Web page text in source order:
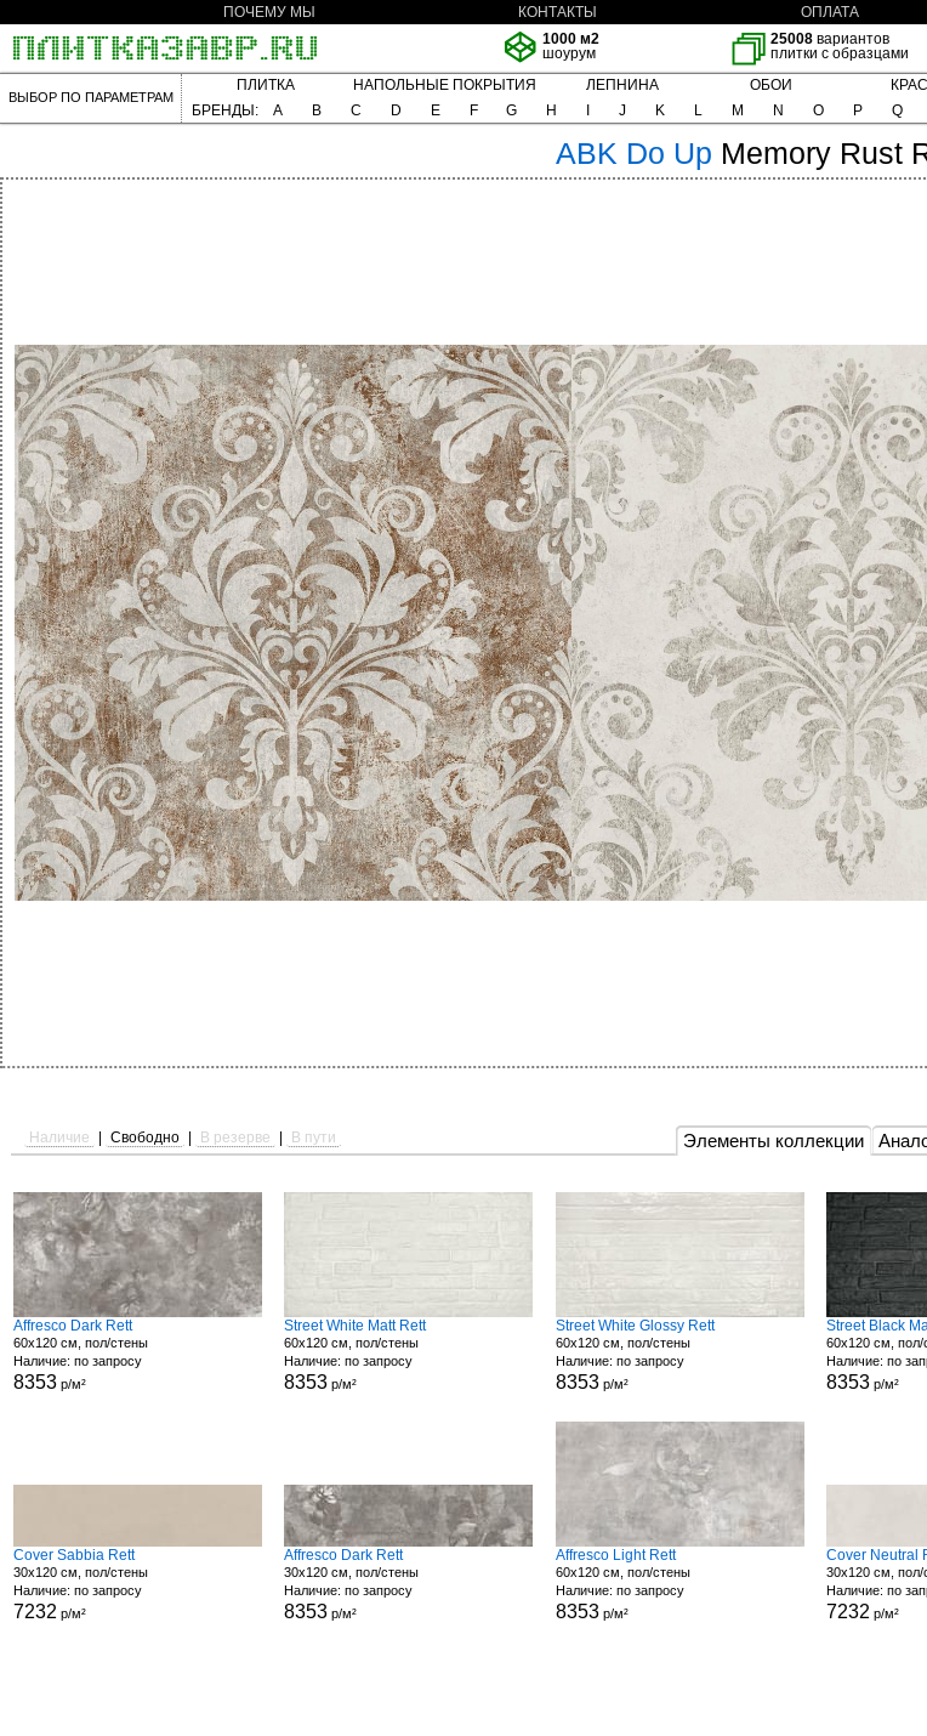
ПОЧЕМУ МЫ КОНТАКТЫ ОПЛАТА
1000 м2
шоурум
25008 вариантов
плитки с образцами
ВЫБОР ПО ПАРАМЕТРАМ
ПЛИТКА НАПОЛЬНЫЕ ПОКРЫТИЯ ЛЕПНИНА ОБОИ
БРЕНДЫ:
A B C D E F G H J K L M N O P Q
ABK Do Up Memory Rust
Элементы коллекции
Наличие Свободно В резерве В пути
Affresco Dark Rett
60x120 см, пол/стены
Наличие: по запросу
8353р/м²
Street White Matt Rett
60x120 см, пол/стены
Наличие: по запросу
8353 р/м²
Street White Glossy Rett
60x120 см, пол/стены
Наличие: по запросу
8353р/м²
Street Black
60x120 см, пол/
Наличие: по
8353 р/м²
Cover Sabbia Rett
30x120 см, пол/стены
Наличие: по запросу
7232 р/м²
Affresco Dark Rett
30x120 см, пол/стены
Наличие: по запросу
8353 р/м²
Affresco Light Rett
60x120 см, пол/стены
Наличие: по запросу
8353р/м²
Cover Neutral
30x120 см, пол/
Наличие: по
7232 р/м²